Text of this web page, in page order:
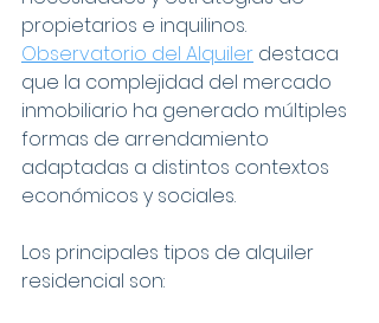
propietarios e inquilinos.
Observatorio del Alquiler destaca
que la complejidad del mercado
inmobiliario ha generado múltiples
formas de arrendamiento
adaptadas a distintos contextos
económicos y sociales.
Los principales tipos de alquiler
residencial son: